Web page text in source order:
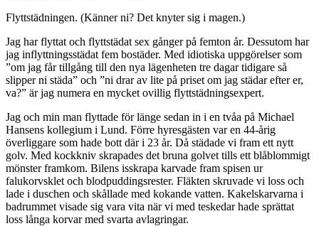
Flyttstädningen. (Känner ni? Det knyter sig i magen.)
Jag har flyttat och flyttstädat sex gånger på femton år. Dessutom har
jag inflyttningsstädat fem bostäder. Med idiotiska uppgörelser som
”om jag får tillgång till den nya lägenheten tre dagar tidigare så
slipper ni städa” och ”ni drar av lite på priset om jag städar efter er,
va?” är jag numera en mycket ovillig flyttstädningsexpert.
Jag och min man flyttade för länge sedan in i en tvåa på Michael
Hansens kollegium i Lund. Förre hyresgästen var en 44-årig
överliggare som hade bott där i 23 år. Då städade vi fram ett nytt
golv. Med kockkniv skrapades det bruna golvet tills ett blåblommigt
mönster framkom. Bilens isskrapa karvade fram spisen ur
falukorvsklet och blodpuddingsrester. Fläkten skruvade vi loss och
lade i duschen och skållade med kokande vatten. Kakelskarvarna i
badrummet visade sig vara vita när vi med teskedar hade sprättat
loss långa korvar med svarta avlagringar.